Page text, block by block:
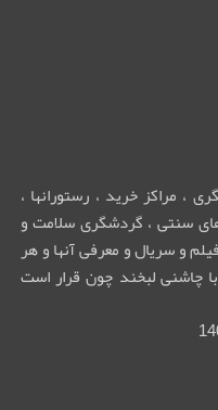
، مراکز خرید ، رستورانها ،
سنتی ، گردشگری سلامت و
و سریال و معرفی آنها و هر
با چاشنی لبخند چون قرار است